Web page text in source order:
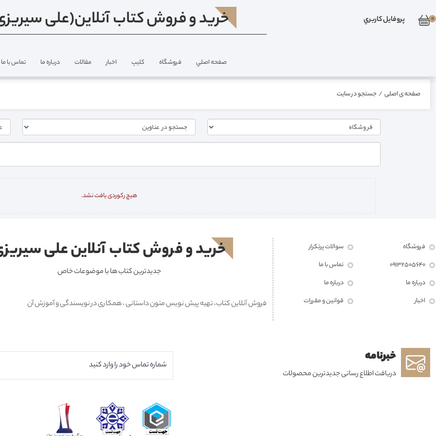
0 پروفايل کاربري خرید و فروش کتاب آنلاین(علی
صفحه اصلي فروشگاه کلیپ اخبار مقالات درباره ما تماس با ما
صفحه ی اصلی / جستجو در سایت
هیچ رکوردی یافت نشد.
فروشگاه
09132505640
درباره ما
اخبار
سوالات پرتکرار
تماس با ما
درباره ما
قوانين و مقررات
خرید و فروش کتاب آنلاین علی
جدیدترین کتاب ها با موضوعات خاص
فروش آنلاین کتاب، تهیه پیش نویس متون داستانی ، همکاری در نویسندگی و آموزش آن
خبرنامه
دریافت اطلاع رسانی جدیدترین محصولات